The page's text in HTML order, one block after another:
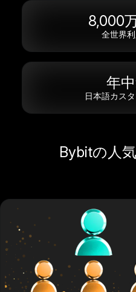
8,000
全世界
年
日本語カス
Bybitの人